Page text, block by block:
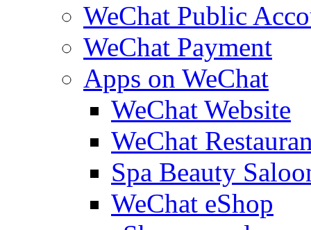
WeChat Public
WeChat Payment
Apps on WeChat
WeChat Website
WeChat
Spa Beauty
WeChat eShop